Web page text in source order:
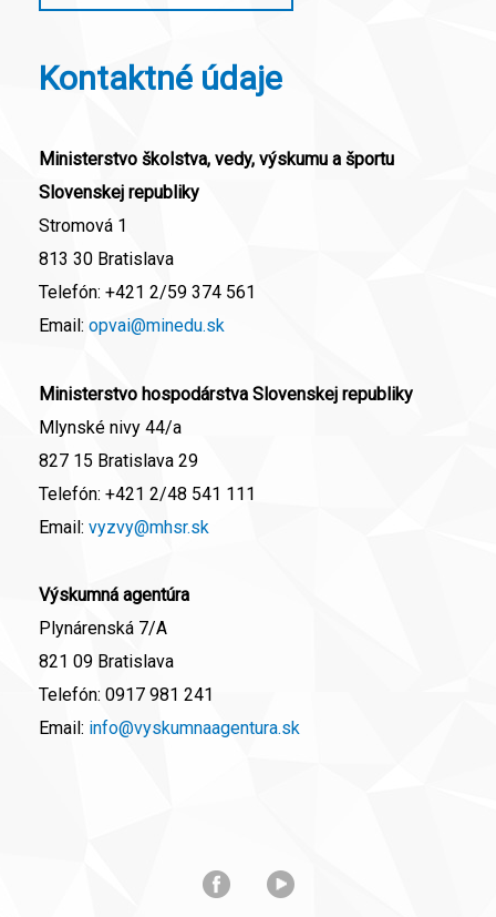
Kontaktné údaje
Ministerstvo školstva, vedy, výskumu a športu
Slovenskej republiky
Stromová 1
813 30 Bratislava
Telefón: +421 2/59 374 561
Email: opvai@minedu.sk
Ministerstvo hospodárstva Slovenskej republiky
Mlynské nivy 44/a
827 15 Bratislava 29
Telefón: +421 2/48 541 111
Email: vyzvy@mhsr.sk
Výskumná agentúra
Plynárenská 7/A
821 09 Bratislava
Telefón: 0917 981 241
Email: info@vyskumnaagentura.sk